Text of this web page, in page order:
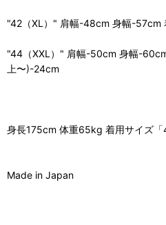
"42（XL）" 肩幅-48cm 身幅-
"44（XXL）" 肩幅-50cm 身幅-
上〜)-24cm
身長175cm 体重65kg 着用サイズ「
Made in Japan